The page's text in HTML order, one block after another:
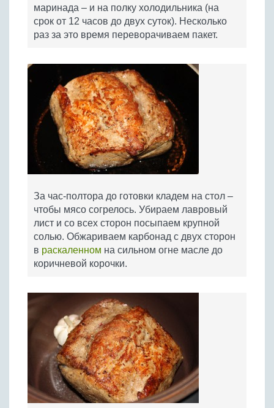
маринада – и на полку холодильника (на
срок от 12 часов до двух суток). Несколько
раз за это время переворачиваем пакет.
За час-полтора до готовки кладем на стол –
чтобы мясо согрелось. Убираем лавровый
лист и со всех сторон посыпаем крупной
солью. Обжариваем карбонад с двух сторон
в раскаленном на сильном огне масле до
коричневой корочки.